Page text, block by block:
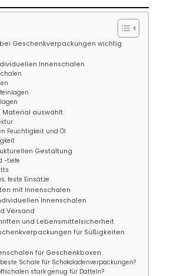
Geschenkverpackungen wichtig
Innenschalen
Material auswählt
Feuchtigkeit und Öl
Gestaltung
-tiefe
feste Einsätze
mit Innenschalen
Innenschalen
Versand
und Lebensmittelsicherheit
für Süßigkeiten
für Geschenkboxen
Schale für Schokoladenverpackungen?
stark genug für Datteln?